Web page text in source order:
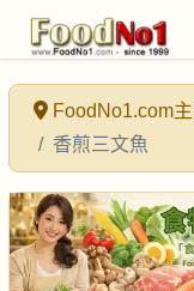
FoodNo1.com
香煎三文魚